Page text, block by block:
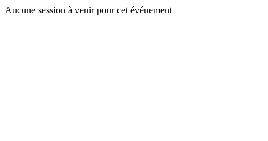
Aucune session à venir pour cet événement